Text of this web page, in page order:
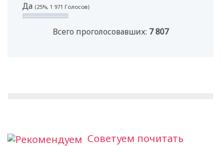
Да (25%, 1 971 Голосов)
Всего проголосовавших: 7 807
Советуем почитать